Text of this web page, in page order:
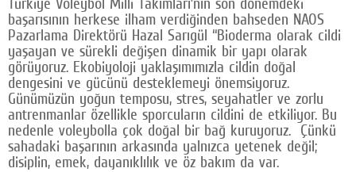
başarısının herkese ilham verdiğinden bahseden NAOS
Pazarlama Direktörü Hazal Sarıgül “Bioderma olarak cildi
yaşayan ve sürekli değişen dinamik bir yapı olarak
görüyoruz. Ekobiyoloji yaklaşımımızla cildin doğal
dengesini ve gücünü desteklemeyi önemsiyoruz.
Günümüzün yoğun temposu, stres, seyahatler ve zorlu
antrenmanlar özellikle sporcuların cildini de etkiliyor. Bu
nedenle voleybolla çok doğal bir bağ kuruyoruz. Çünkü
sahadaki başarının arkasında yalnızca yetenek değil;
disiplin, emek, dayanıklılık ve öz bakım da var.